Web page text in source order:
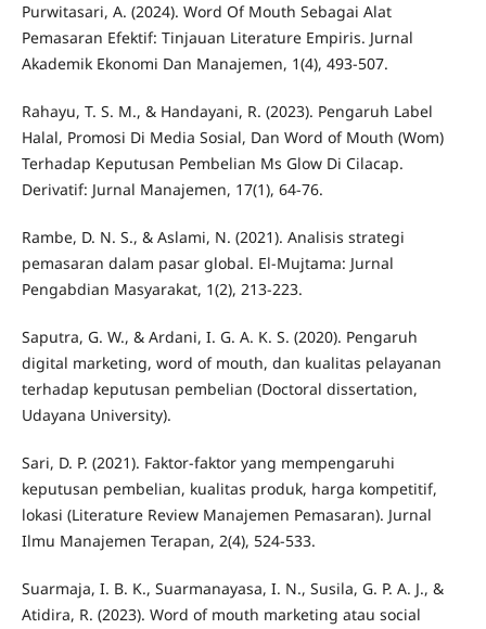
Purwitasari, A. (2024). Word Of Mouth Sebagai Alat
Pemasaran Efektif: Tinjauan Literature Empiris. Jurnal
Akademik Ekonomi Dan Manajemen, 1(4), 493-507.
Rahayu, T. S. M., & Handayani, R. (2023). Pengaruh Label
Halal, Promosi Di Media Sosial, Dan Word of Mouth (Wom)
Terhadap Keputusan Pembelian Ms Glow Di Cilacap.
Derivatif: Jurnal Manajemen, 17(1), 64-76.
Rambe, D. N. S., & Aslami, N. (2021). Analisis strategi
pemasaran dalam pasar global. El-Mujtama: Jurnal
Pengabdian Masyarakat, 1(2), 213-223.
Saputra, G. W., & Ardani, I. G. A. K. S. (2020). Pengaruh
digital marketing, word of mouth, dan kualitas pelayanan
terhadap keputusan pembelian (Doctoral dissertation,
Udayana University).
Sari, D. P. (2021). Faktor-faktor yang mempengaruhi
keputusan pembelian, kualitas produk, harga kompetitif,
lokasi (Literature Review Manajemen Pemasaran). Jurnal
Ilmu Manajemen Terapan, 2(4), 524-533.
Suarmaja, I. B. K., Suarmanayasa, I. N., Susila, G. P. A. J., &
Atidira, R. (2023). Word of mouth marketing atau social